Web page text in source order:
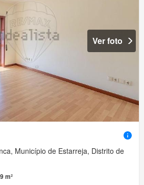
Ver foto
Município de Estarreja, Distrito de
m²